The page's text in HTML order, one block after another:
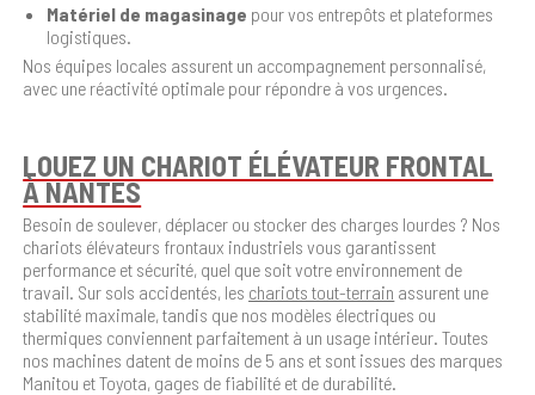
Matériel de magasinage pour vos entrepôts et plateformes
logistiques.
Nos équipes locales assurent un accompagnement personnalisé,
avec une réactivité optimale pour répondre à vos urgences.
LOUEZ UN CHARIOT ÉLÉVATEUR FRONTAL
À NANTES
Besoin de soulever, déplacer ou stocker des charges lourdes ? Nos
chariots élévateurs frontaux industriels vous garantissent
performance et sécurité, quel que soit votre environnement de
travail. Sur sols accidentés, les chariots tout-terrain assurent une
stabilité maximale, tandis que nos modèles électriques ou
thermiques conviennent parfaitement à un usage intérieur. Toutes
nos machines datent de moins de 5 ans et sont issues des marques
Manitou et Toyota, gages de fiabilité et de durabilité.